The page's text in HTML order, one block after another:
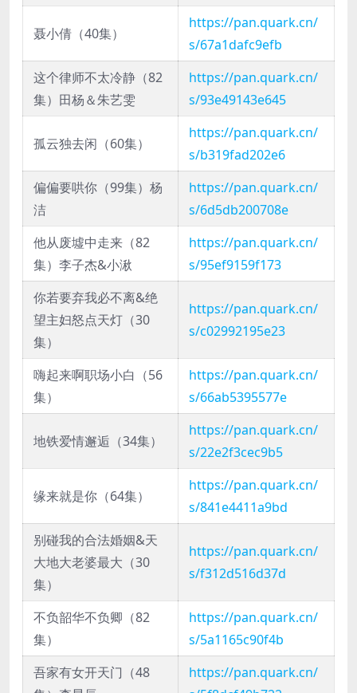
聂小倩（40集）
https://pan.quark.cn/
s/67a1dafc9efb
这个律师不太冷静（82
集）田杨＆朱艺雯
https://pan.quark.cn/
s/93e49143e645
孤云独去闲（60集）
https://pan.quark.cn/
s/b319fad202e6
偏偏要哄你（99集）杨
洁
https://pan.quark.cn/
s/6d5db200708e
他从废墟中走来（82
集）李子杰&小湫
https://pan.quark.cn/
s/95ef9159f173
你若要弃我必不离&绝
望主妇怒点天灯（30
集）
https://pan.quark.cn/
s/c02992195e23
嗨起来啊职场小白（56
集）
https://pan.quark.cn/
s/66ab5395577e
地铁爱情邂逅（34集）
https://pan.quark.cn/
s/22e2f3cec9b5
缘来就是你（64集）
https://pan.quark.cn/
s/841e4411a9bd
别碰我的合法婚姻&天
大地大老婆最大（30
集）
https://pan.quark.cn/
s/f312d516d37d
不负韶华不负卿（82
集）
https://pan.quark.cn/
s/5a1165c90f4b
吾家有女开天门（48
https://pan.quark.cn/